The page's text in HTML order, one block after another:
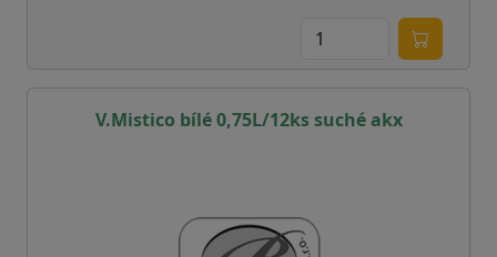
V.Mistico bílé 0,75L/12ks suché akx